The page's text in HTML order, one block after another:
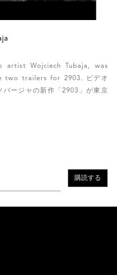
artist Wojciech Tubaja, was
two trailers for 2903. ビデオ
ージャの新作「2903」が東京
オが予告編です。
購読する